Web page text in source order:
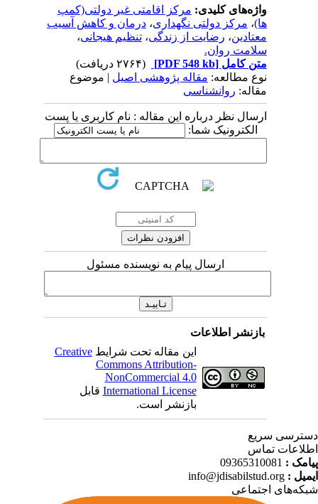
واژه‌های کلیدی:مرکز اقامتی غیر دولتی(کمپ
ها)،مرکز دولتی نگهداری،درمان و کاهش آسیب
معتادین،رضایت از زندگی،تنظیم هیجانی،
سلامت روان.
متن کامل[PDF 548 kb]
نوع مطالعه:مقاله پژوهشی اصیل| موضوع
مقاله:روانشناسی
ارسال نظر درباره این مقاله : نام کاربری یا پست
الکترونیک شما:
ارسال پیام به نویسنده مسئول
بازنشر اطلاعات
این مقاله تحت شرایطCreative
Commons Attribution-
NonCommercial 4.0
International Licenseقابل
بازنشر است.
سریع
تماس
:
09365310081
:
info@jdisabilstud.org
اجتماعی